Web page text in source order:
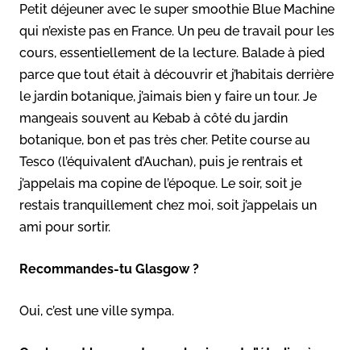
Petit déjeuner avec le super smoothie Blue Machine
qui n’existe pas en France. Un peu de travail pour les
cours, essentiellement de la lecture. Balade à pied
parce que tout était à découvrir et j’habitais derrière
le jardin botanique, j’aimais bien y faire un tour. Je
mangeais souvent au Kebab à côté du jardin
botanique, bon et pas très cher. Petite course au
Tesco (l’équivalent d’Auchan), puis je rentrais et
j’appelais ma copine de l’époque. Le soir, soit je
restais tranquillement chez moi, soit j’appelais un
ami pour sortir.
Recommandes-tu Glasgow ?
Oui, c’est une ville sympa.